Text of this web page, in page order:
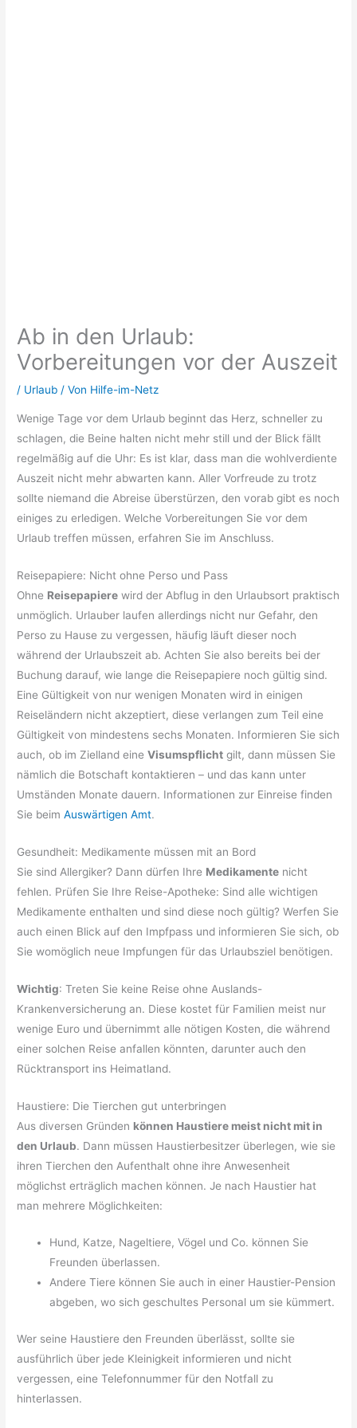
Ab in den Urlaub:
Vorbereitungen vor der Auszeit
/ Urlaub / Von Hilfe-im-Netz
Wenige Tage vor dem Urlaub beginnt das Herz, schneller zu
schlagen, die Beine halten nicht mehr still und der Blick fällt
regelmäßig auf die Uhr: Es ist klar, dass man die wohlverdiente
Auszeit nicht mehr abwarten kann. Aller Vorfreude zu trotz
sollte niemand die Abreise überstürzen, den vorab gibt es noch
einiges zu erledigen. Welche Vorbereitungen Sie vor dem
Urlaub treffen müssen, erfahren Sie im Anschluss.
Reisepapiere: Nicht ohne Perso und Pass
Ohne Reisepapiere wird der Abflug in den Urlaubsort praktisch
unmöglich. Urlauber laufen allerdings nicht nur Gefahr, den
Perso zu Hause zu vergessen, häufig läuft dieser noch
während der Urlaubszeit ab. Achten Sie also bereits bei der
Buchung darauf, wie lange die Reisepapiere noch gültig sind.
Eine Gültigkeit von nur wenigen Monaten wird in einigen
Reiseländern nicht akzeptiert, diese verlangen zum Teil eine
Gültigkeit von mindestens sechs Monaten. Informieren Sie sich
auch, ob im Zielland eineVisumspflicht gilt, dann müssen Sie
nämlich die Botschaft kontaktieren – und das kann unter
Umständen Monate dauern. Informationen zur Einreise finden
Sie beimAuswärtigen Amt.
Gesundheit: Medikamente müssen mit an Bord
Sie sind Allergiker? Dann dürfen Ihre Medikamente nicht
fehlen. Prüfen Sie Ihre Reise-Apotheke: Sind alle wichtigen
Medikamente enthalten und sind diese noch gültig? Werfen Sie
auch einen Blick auf den Impfpass und informieren Sie sich, ob
Sie womöglich neue Impfungen für das Urlaubsziel benötigen.
Wichtig: Treten Sie keine Reise ohne Auslands-
Krankenversicherung an. Diese kostet für Familien meist nur
wenige Euro und übernimmt alle nötigen Kosten, die während
einer solchen Reise anfallen könnten, darunter auch den
Rücktransport ins Heimatland.
Haustiere: Die Tierchen gut unterbringen
Aus diversen Gründen können Haustiere meist nicht mit in
den Urlaub. Dann müssen Haustierbesitzer überlegen, wie sie
ihren Tierchen den Aufenthalt ohne ihre Anwesenheit
möglichst erträglich machen können. Je nach Haustier hat
man mehrere Möglichkeiten:
Hund, Katze, Nageltiere, Vögel und Co. können Sie
Freunden überlassen.
Andere Tiere können Sie auch in einer Haustier-Pension
abgeben, wo sich geschultes Personal um sie kümmert.
Wer seine Haustiere den Freunden überlässt, sollte sie
ausführlich über jede Kleinigkeit informieren und nicht
vergessen, eine Telefonnummer für den Notfall zu
hinterlassen.